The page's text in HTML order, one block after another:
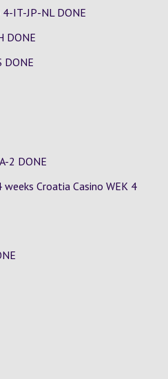
4-IT-JP-NL DONE
DONE
DONE
2 DONE
weeks Croatia Casino WEK 4